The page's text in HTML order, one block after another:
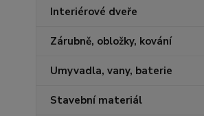
Interiérové dveře
Zárubně, obložky, kování
Umyvadla, vany, baterie
Stavební materiál